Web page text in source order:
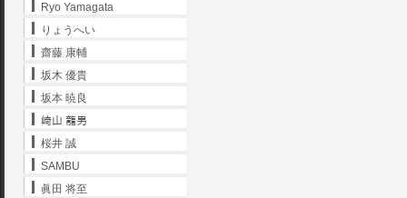
Ryo Yamagata
りょうへい
齋藤 康輔
坂木 優貴
坂本 暁良
﨑山 龍男
桜井 誠
SAMBU
眞田 将至